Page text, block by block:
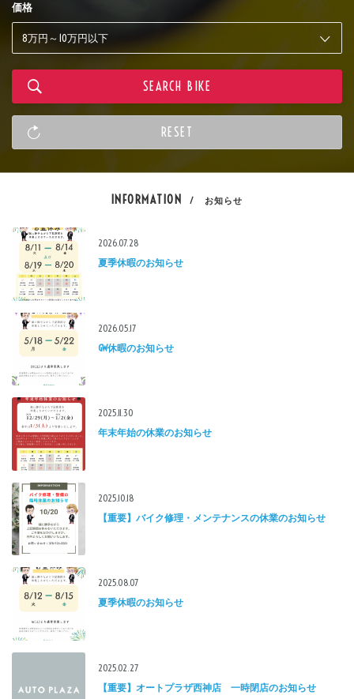
価格
INFORMATION / お知らせ
2026.07.28
夏季休暇のお知らせ
2026.05.17
GW休暇のお知らせ
2025.11.30
年末年始の休業のお知らせ
2025.10.18
【重要】バイク修理・メンテナンスの休業のお知らせ
2025.08.07
夏季休暇のお知らせ
2025.02.27
【重要】オートプラザ西神店 一時閉店のお知らせ